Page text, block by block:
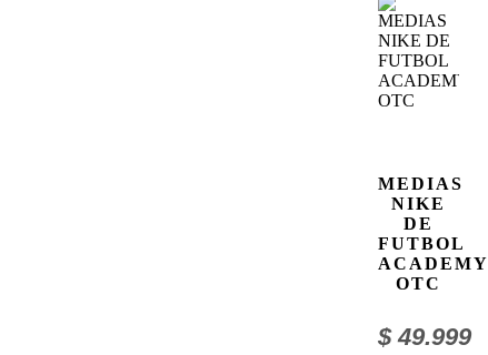
MEDIAS
NIKE
DE
FUTBOL
ACADEMY
OTC
$49.999